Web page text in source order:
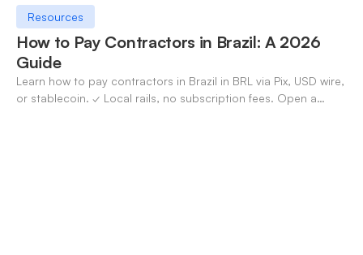
Resources
How to Pay Contractors in Brazil: A 2026
Guide
Learn how to pay contractors in Brazil in BRL via Pix, USD wire,
or stablecoin. ✓ Local rails, no subscription fees. Open a